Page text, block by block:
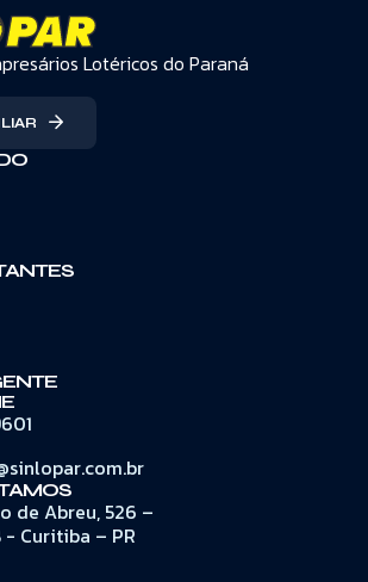
Lotéricos do Paraná
de Abreu, 526 –
- Curitiba – PR